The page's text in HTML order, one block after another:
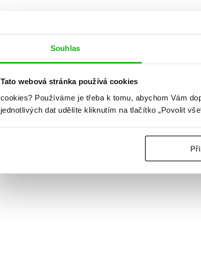
Souhlas
Tato webová stránka používá cookies
cookies? Používáme je třeba k tomu, abychom Vám
jednotlivých dat udělíte kliknutím na tlačítko „Povolit